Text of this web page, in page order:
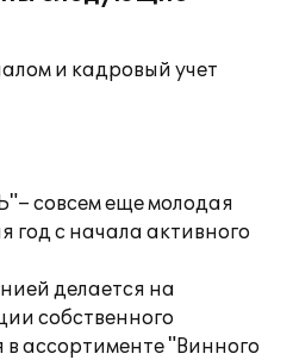
и кадровый учет
совсем еще молодая
год с начала активного
делается на
собственного
в ассортименте "Винного